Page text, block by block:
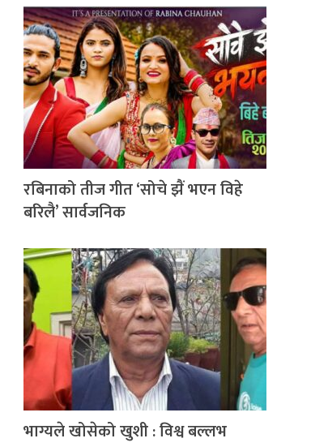
रबिनाको तीज गीत ‘सोचे झैं भएन विहे
बरिलै’ सार्वजनिक
भाग्यले खोसेको खुशी : विश्व बल्लभ